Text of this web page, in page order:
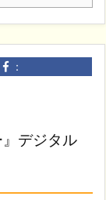
：
』デジタル